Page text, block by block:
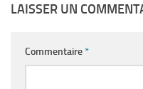
LAISSER UN
Commentaire*